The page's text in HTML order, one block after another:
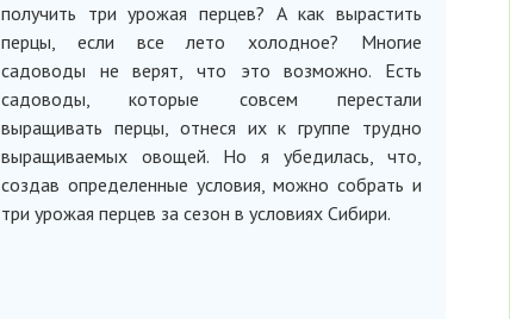
получить три урожая перцев? А как вырастить
перцы, если все лето холодное? Многие
садоводы не верят, что это возможно. Есть
садоводы, которые совсем перестали
выращивать перцы, отнеся их к группе трудно
выращиваемых овощей. Но я убедилась, что,
создав определенные условия, можно собрать и
три урожая перцев за сезон в условиях Сибири.